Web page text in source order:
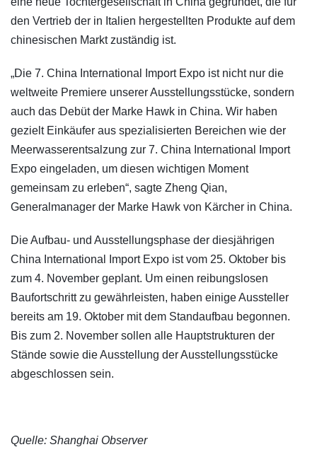
den Vertrieb der in Italien hergestellten Produkte auf dem
chinesischen Markt zuständig ist.
„Die 7. China International Import Expo ist nicht nur die
weltweite Premiere unserer Ausstellungsstücke, sondern
auch das Debüt der Marke Hawk in China. Wir haben
gezielt Einkäufer aus spezialisierten Bereichen wie der
Meerwasserentsalzung zur 7. China International Import
Expo eingeladen, um diesen wichtigen Moment
gemeinsam zu erleben“, sagte Zheng Qian,
Generalmanager der Marke Hawk von Kärcher in China.
Die Aufbau- und Ausstellungsphase der diesjährigen
China International Import Expo ist vom 25. Oktober bis
zum 4. November geplant. Um einen reibungslosen
Baufortschritt zu gewährleisten, haben einige Aussteller
bereits am 19. Oktober mit dem Standaufbau begonnen.
Bis zum 2. November sollen alle Hauptstrukturen der
Stände sowie die Ausstellung der Ausstellungsstücke
abgeschlossen sein.
Quelle: Shanghai Observer